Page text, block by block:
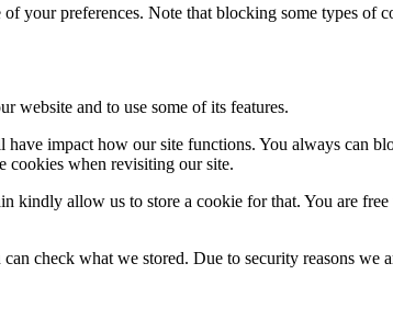
your preferences. Note that blocking some types of
website and to use some of its features.
impact how our site functions. You always can
cookies when revisiting our site.
kindly allow us to store a cookie for that. You are
check what we stored. Due to security reasons we